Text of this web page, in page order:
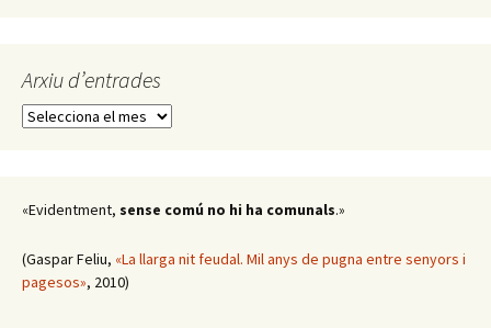
Arxiu d’entrades
Arxiu
«Evidentment, sense comú no hi ha comunals.»
(Gaspar Feliu, «La llarga nit feudal. Mil anys de pugna entre senyors i
pagesos», 2010)